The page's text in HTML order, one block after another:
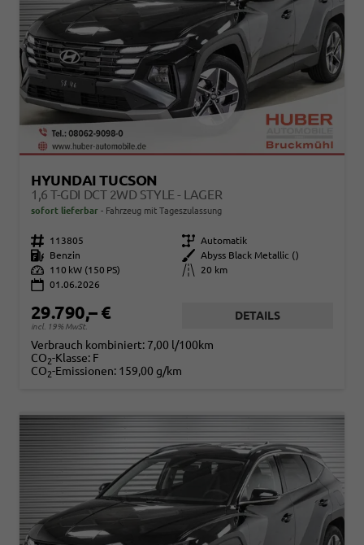
HYUNDAI TUCSON
1,6 T-GDI DCT 2WD STYLE - LAGER
sofort lieferbar Fahrzeug mit Tageszulassung
Fahrzeugnr. 113805 Getriebe Automatik
Kraftstoff
Benzin Außenfarbe
Abyss Black Metallic ()
Leistung
110 kW (150 PS) Kilometerstand
20 km
01.06.2026
29.790,– €
incl. 19% MwSt.
DETAILS
Verbrauch kombiniert: 7,00 l/100km
CO2-Klasse: F
CO2-Emissionen: 159,00 g/km